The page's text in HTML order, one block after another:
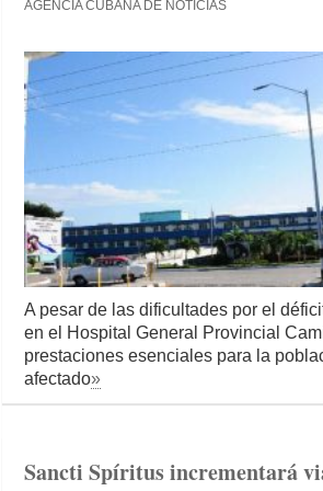
AGENCIA CUBANA DE NOTICIAS
A pesar de las dificultades por el
en el Hospital General Provincial
prestaciones esenciales para la
afectado»
Sancti Spíritus incrementará